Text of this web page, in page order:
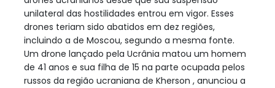
unilateral das hostilidades entrou em vigor. Esses
drones teriam sido abatidos em dez regiões,
incluindo a de Moscou, segundo a mesma fonte.
Um drone lançado pela Ucrânia matou um homem
de 41 anos e sua filha de 15 na parte ocupada pelos
russos da região ucraniana de Kherson , anunciou a